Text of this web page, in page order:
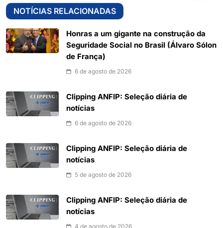
NOTÍCIAS RELACIONADAS
Honras a um gigante na construção da
Seguridade Social no Brasil (Álvaro Sólon
de França)
6 de agosto de 2026
Clipping ANFIP: Seleção diária de
notícias
6 de agosto de 2026
Clipping ANFIP: Seleção diária de
notícias
5 de agosto de 2026
Clipping ANFIP: Seleção diária de
notícias
4 de agosto de 2026